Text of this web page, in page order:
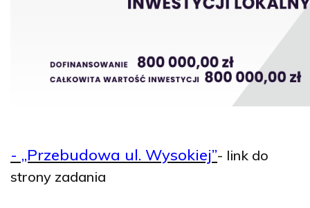
- „Przebudowa ul. Wysokiej”- link do
strony zadania